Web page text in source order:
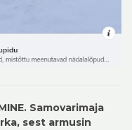
Samovarimaja
sest armusin